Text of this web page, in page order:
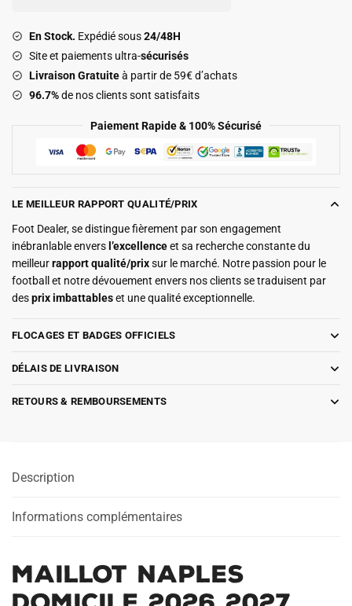
2027
Femme
En Stock. Expédié sous24/48H
Site et paiements ultra-sécurisés
Livraison Gratuiteà partir de 59€ d’achats
96.7%de nos clients sont satisfaits
Paiement Rapide & 100% Sécurisé
LE MEILLEUR RAPPORT QUALITÉ/PRIX
Foot Dealer, se distingue fièrement par son engagement
inébranlable envers l’excellenceet sa recherche constante du
meilleurrapport qualité/prixsur le marché. Notre passion pour le
football et notre dévouement envers nos clients se traduisent par
desprix imbattableset une qualité exceptionnelle.
FLOCAGES ET BADGES OFFICIELS
DÉLAIS DE LIVRAISON
RETOURS & REMBOURSEMENTS
Description
Informations complémentaires
Maillot Naples